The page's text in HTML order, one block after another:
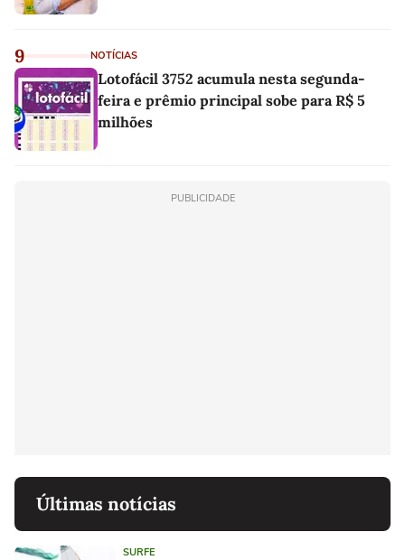
9 NOTÍCIAS
Lotofácil 3752 acumula nesta segunda-
feira e prêmio principal sobe para R$ 5
milhões
PUBLICIDADE
Últimas notícias
SURFE